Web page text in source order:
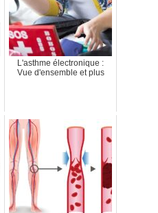
L'asthme électronique :
Vue d'ensemble et plus